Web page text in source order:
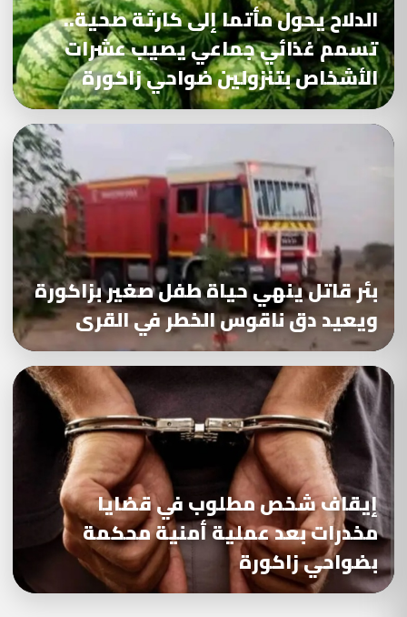
الدلاح يحول مأتما إلى كارثة صحية..
تسمم غذائي جماعي يصيب عشرات
الأشخاص بتنزولين ضواحي زاكورة
بئر قاتل ينهي حياة طفل صغير بزاكورة
ويعيد دق ناقوس الخطر في القرى
إيقاف شخص مطلوب في قضايا
مخدرات بعد عملية أمنية محكمة
بضواحي زاكورة